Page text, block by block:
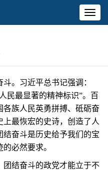
。习近平总书记强调：
民最显著的精神标识”。百
族人民英勇拼搏、砥砺奋
最恢宏的史诗，创造了人
奋斗是历史给予我们的宝
必然要求。
结奋斗的政党才能立于不